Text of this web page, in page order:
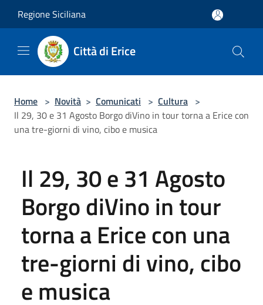
Regione Siciliana
Città di Erice
Home > Novità > Comunicati > Cultura >
Il 29, 30 e 31 Agosto Borgo diVino in tour torna a Erice con
una tre-giorni di vino, cibo e musica
Il 29, 30 e 31 Agosto
Borgo diVino in tour
torna a Erice con una
tre-giorni di vino, cibo
e musica